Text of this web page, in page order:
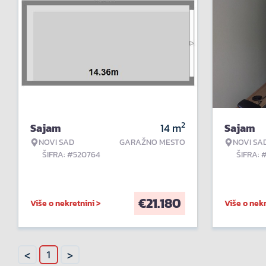
Sajam
NOVI SAD
ŠIFRA: #520764
14m2
GARAŽNO MESTO
Više o nekretnini > €21.180
Sajam
NOVI
ŠIFRA:
Više o
< 1 >